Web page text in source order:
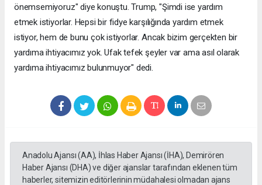
önemsemiyoruz" diye konuştu. Trump, "Şimdi ise yardım
etmek istiyorlar. Hepsi bir fidye karşılığında yardım etmek
istiyor, hem de bunu çok istiyorlar. Ancak bizim gerçekten bir
yardıma ihtiyacımız yok. Ufak tefek şeyler var ama asıl olarak
yardıma ihtiyacımız bulunmuyor" dedi.
Anadolu Ajansı (AA), İhlas Haber Ajansı (İHA), Demirören
Haber Ajansı (DHA) ve diğer ajanslar tarafından eklenen tüm
haberler, sitemizin editörlerinin müdahalesi olmadan ajans